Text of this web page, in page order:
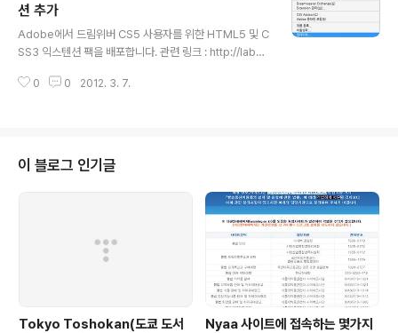
션 추가
Adobe에서 드림위버 CS5 사용자를 위한 HTML5 및 C
SS3 익스텐션 팩을 배포합니다. 관련 링크 : http://labs.
이동하셔서 업데이트 해주셔도 되고 드림위버의 메뉴중에
었었으니 제거 항목이 있겠죠..^^ 활성화됨에 체크를 해주
시면 되겠습니다. 새문서를 열으시면 아래와 같이 HTML
5 레이아웃 2개가 있을겁니다. 새 문서를 열어서 HTML5
코딩 몇자 해봤습니다. 코드힌트도 HTML5를 지원하는군
0 0 2012. 3. 7.
이 블로그 인기글
Tokyo Toshokan(도쿄 도서
Nyaa 사이트에 접속하는 몇가지